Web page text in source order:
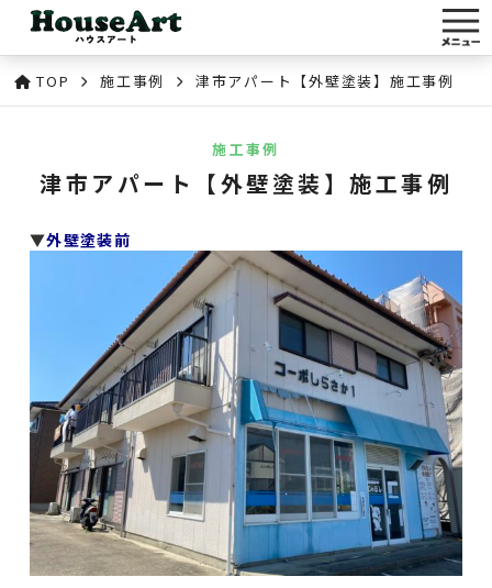
TOP 施工事例 津市アパート【外壁塗装】施工事例
施工事例
津市アパート【外壁塗装】施工事例
▼外壁塗装前